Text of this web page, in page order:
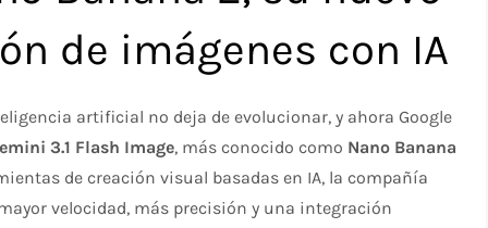
de imágenes con IA
artificial no deja de evolucionar, y ahora Google
3.1 Flash Image, más conocido como Nano Banana
de creación visual basadas en IA, la compañía
velocidad, más precisión y una integración